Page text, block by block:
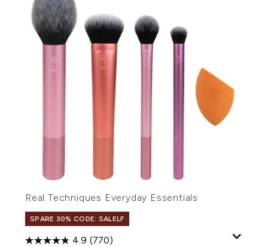
Real Techniques Everyday Essentials
SPARE 30% CODE: SALELF
4.9 (770)